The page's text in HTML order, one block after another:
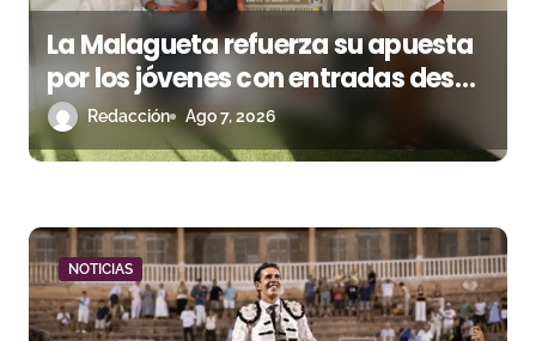
n
t
r
a
d
a
s
La Malagueta refuerza su apuesta
por los jóvenes con entradas desde
un euro
Redacción Ago 7, 2026
NOTICIAS